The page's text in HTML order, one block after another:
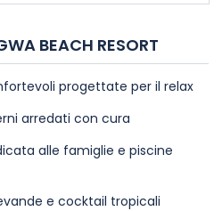
BEACH RESORT
progettate per il relax
arredati con cura
alle famiglie e piscine
e cocktail tropicali